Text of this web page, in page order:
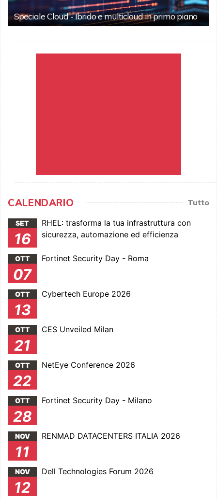
Speciale Cloud - Ibrido e multicloud in primo piano
CALENDARIO Tutto
SET
16
RHEL: trasforma la tua infrastruttura con
sicurezza, automazione ed efficienza
OTT
07
Fortinet Security Day - Roma
OTT
13
Cybertech Europe 2026
OTT
21
CES Unveiled Milan
OTT
22
NetEye Conference 2026
OTT
28
Fortinet Security Day - Milano
NOV
11
RENMAD DATACENTERS ITALIA 2026
NOV
12
Dell Technologies Forum 2026